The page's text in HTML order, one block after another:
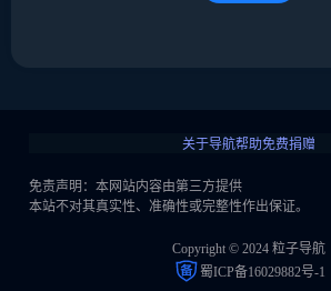
关于导航帮助免费捐赠
免责声明：本网站内容由第三方提供
本站不对其真实性、准确性或完整性作出保证。
Copyright © 2024 粒子导航
蜀ICP备16029882号-1